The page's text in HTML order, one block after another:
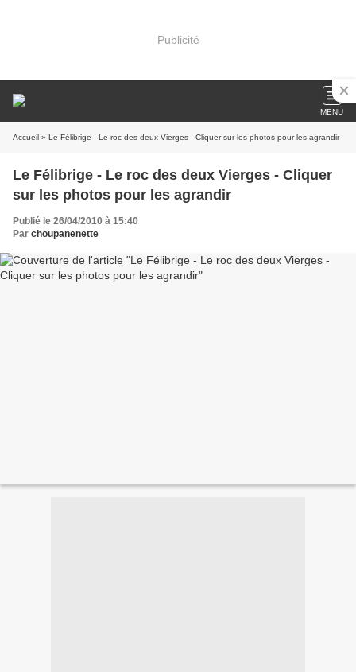
Publicité
MENU
Accueil » Le Félibrige - Le roc des deux Vierges - Cliquer sur les photos pour les agrandir
Le Félibrige - Le roc des deux Vierges - Cliquer
sur les photos pour les agrandir
Publié le 26/04/2010 à 15:40
Par choupanenette